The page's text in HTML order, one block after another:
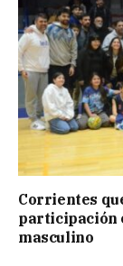
Corrientes
participación
masculino